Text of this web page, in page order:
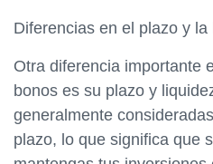
Diferencias en el plazo y la
Otra diferencia importante
bonos es su plazo y
generalmente
plazo, lo que significa que